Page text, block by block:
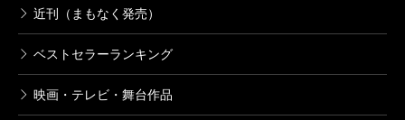
近刊（まもなく発売）
ベストセラーランキング
映画・テレビ・舞台作品